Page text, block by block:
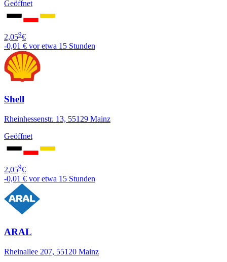
Geöffnet
2,059€
-0,01 € vor etwa 15 Stunden
Shell
Rheinhessenstr. 13, 55129 Mainz
Geöffnet
2,059€
-0,01 € vor etwa 15 Stunden
ARAL
Rheinallee 207, 55120 Mainz